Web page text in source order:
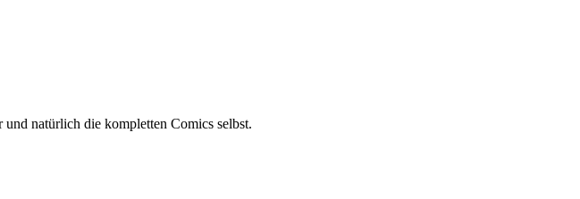
natürlich die kompletten Comics selbst.